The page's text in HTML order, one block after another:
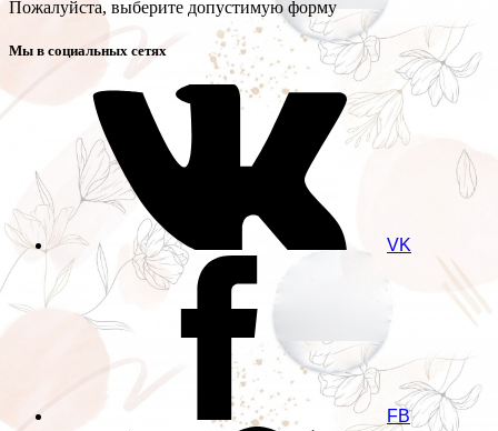
Пожалуйста, выберите допустимую форму
Мы в социальных сетях
VK
FB